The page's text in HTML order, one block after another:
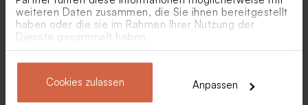
weiteren Daten zusammen, die Sie ihnen bereitgestellt
haben oder die sie im Rahmen Ihrer Nutzung der
Dienste gesammelt haben.
Cookies zulassen Anpassen